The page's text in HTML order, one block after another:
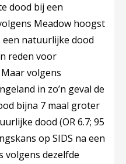
dood bij een
Meadow hoogst
natuurlijke dood
reden voor
volgens
in zo’n geval de
bijna 7 maal groter
dood (OR 6.7; 95
op SIDS na een
volgens dezelfde